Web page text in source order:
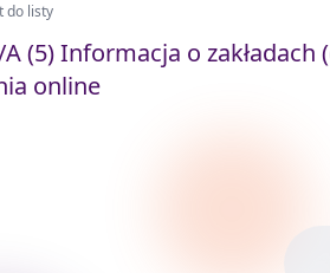
do listy
A (5) Informacja o zakładach
online